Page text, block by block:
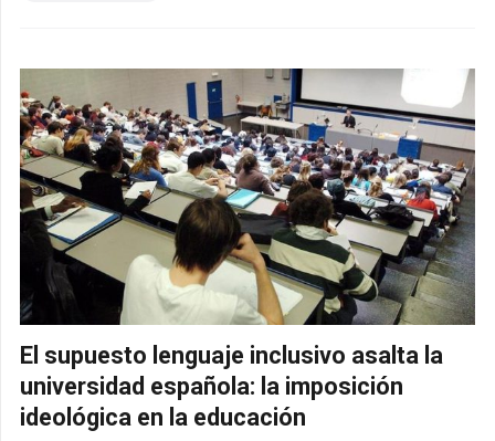
El supuesto lenguaje inclusivo asalta la
universidad española: la imposición
ideológica en la educación